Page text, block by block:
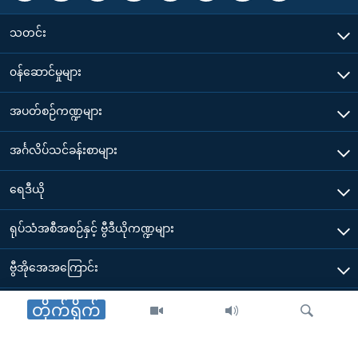
တိုက်ရိုက်
သတင်း
၀န်ဆောင်မှုများ
အပတ်စဉ်ကဏ္ဍများ
အင်္ဂလိပ်သင်ခန်းစာများ
ရေဒီယို
ရုပ်သံအစီအစဉ်နှင့် ဗွီဒီယိုကဏ္ဍများ
ဗွီအိုအေအကြောင်း
ဗွီအိုအေ မိုဘိုင်းလ်အက်ပ်များ ဒေါင်းလုတ်ယူရန်